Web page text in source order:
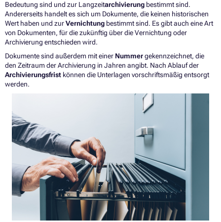
Bedeutung sind und zur Langzeitarchivierung bestimmt sind.
Andererseits handelt es sich um Dokumente, die keinen historischen
Wert haben und zurVernichtung bestimmt sind. Es gibt auch eine Art
von Dokumenten, für die zukünftig über die Vernichtung oder
Archivierung entschieden wird.
Dokumente sind außerdem mit einer Nummergekennzeichnet, die
den Zeitraum der Archivierung in Jahren angibt. Nach Ablauf der
Archivierungsfrist können die Unterlagen vorschriftsmäßig entsorgt
werden.